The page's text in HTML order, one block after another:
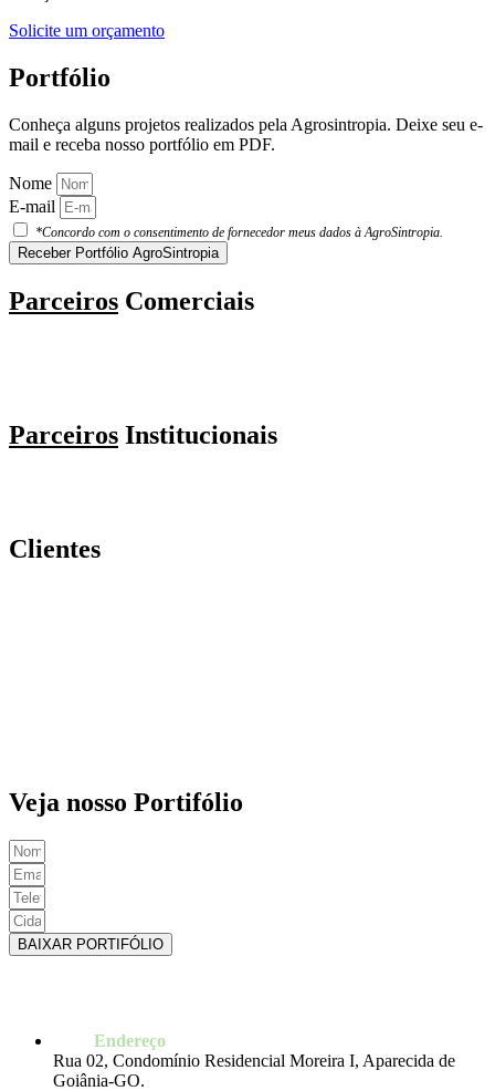
Solicite um orçamento
Portfólio
Conheça alguns projetos realizados pela Agrosintropia. Deixe seu e-
mail e receba nosso portfólio em PDF.
Nome
E-mail
*Concordo com o consentimento de fornecedor meus dados à AgroSintropia.
Receber Portfólio AgroSintropia
Parceiros Comerciais
Parceiros Institucionais
Clientes
Veja nosso Portifólio
BAIXAR PORTIFÓLIO
Endereço
Rua 02, Condomínio Residencial Moreira I, Aparecida de
Goiânia-GO.